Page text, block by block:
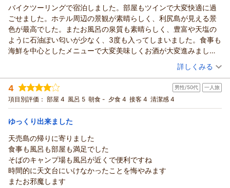
た、宿泊させていただきたいです。
バイクツーリングで宿泊しました。部屋もツインで大変快適に過
ごせました。ホテル周辺の景観が素晴らしく、利尻島が見える景
色が最高でした。またお風呂の泉質も素晴らしく、豊富や天塩の
ように石油ぽい匂いが少なく、3度も入ってしまいました。食事も
海鮮を中心としたメニューで大変美味しくお酒が大変進みまし
た。なかなか予約を取るのが難しいですが、次は妻と一緒に宿泊
（投稿日：2025/09/14）
宿泊時期： 2025年09月宿泊 (一人旅)
投稿者： マックスさん
宿泊プラン： 【夕食付プラン】朝食不要の方に！日本海の絶景と温泉露天風
呂をリーズナブルに満喫
ツイン 夕のみ
宿泊価格帯： 9,001～10,000円(大人一人あたり/税込)
詳しくみる
4 男性/50代 一人旅
項目別評価： 部屋 4 風呂 5 朝食 - 夕食 4 接客 4 清潔感 4
ゆっくり出来ました
天売島の帰りに寄りました
食事も風呂も部屋も満足でした
そばのキャンプ場も風呂が近くで便利ですね
時間的に天文台にいけなかったことを悔やみます
またお邪魔します